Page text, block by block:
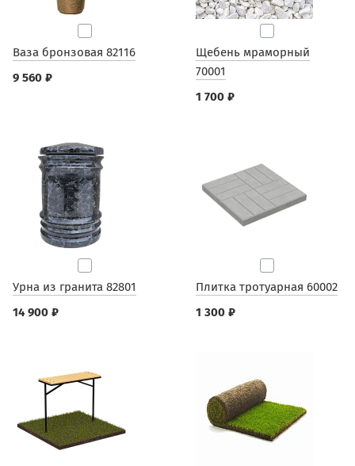
Ваза бронзовая 82116
9 560 ₽
Щебень мраморный
70001
1 700 ₽
Урна из гранита 82801
14 900 ₽
Плитка тротуарная 60002
1 300 ₽